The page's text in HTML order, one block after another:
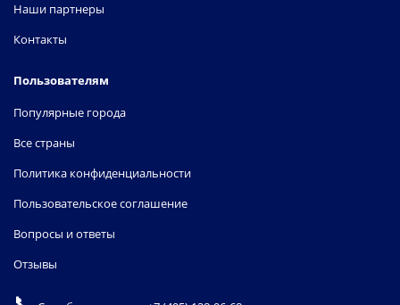
Наши партнеры
Контакты
Пользователям
Популярные города
Все страны
Политика конфиденциальности
Пользовательское соглашение
Вопросы и ответы
Отзывы